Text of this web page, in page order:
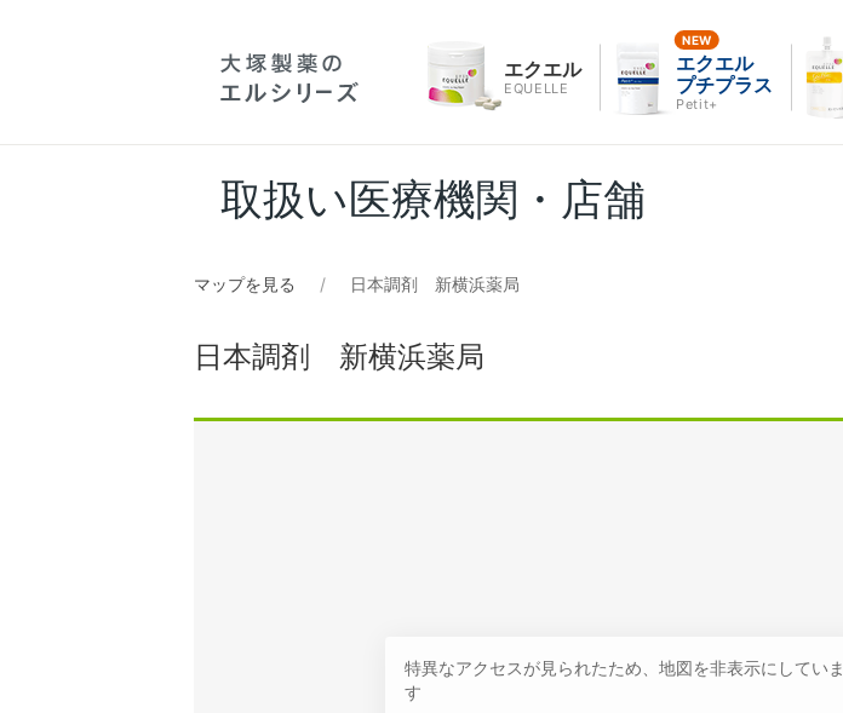
エクエル
EQUELLE
エクエル
プチプラス
Petit+
取扱い医療機関・店舗
マップを見る 日本調剤 新横浜薬局
日本調剤 新横浜薬局
特異なアクセスが見られたため、地図を非表示にしていま
す